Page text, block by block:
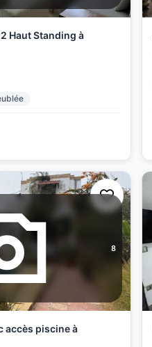
Haut Standing à
8
piscine à